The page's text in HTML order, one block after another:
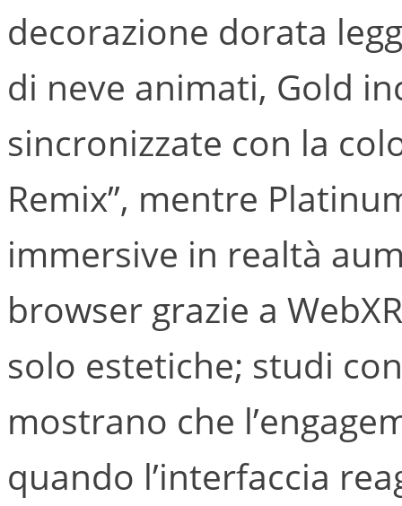
decorazione dorata
di neve animati, Gold
sincronizzate con la
Remix”, mentre
immersive in realtà
browser grazie a
solo estetiche; studi
mostrano che
quando l’interfaccia